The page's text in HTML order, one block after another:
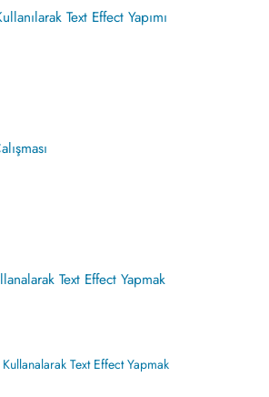
Text Effect Yapımı
Text Effect Yapmak